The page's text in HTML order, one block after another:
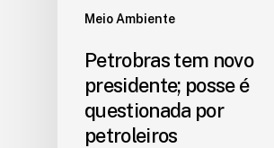
Meio Ambiente
Petrobras tem novo
presidente; posse é
questionada por
petroleiros